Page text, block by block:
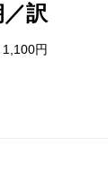
訳
円